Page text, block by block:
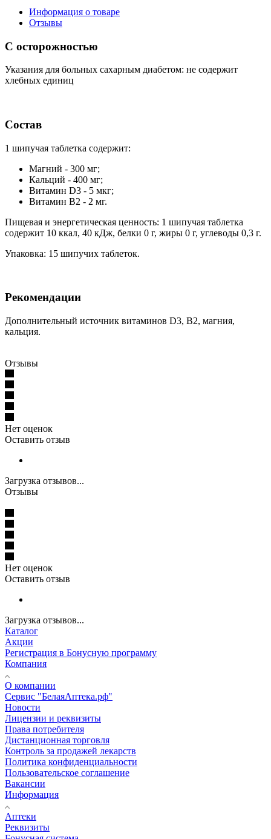
Информация о товаре
Отзывы
С осторожностью
Указания для больных сахарным диабетом: не содержит
хлебных единиц
Состав
1 шипучая таблетка содержит:
Магний - 300 мг;
Кальций - 400 мг;
Витамин D3 - 5 мкг;
Витамин В2 - 2 мг.
Пищевая и энергетическая ценность: 1 шипучая таблетка
содержит 10 ккал, 40 кДж, белки 0 г, жиры 0 г, углеводы 0,3 г.
Упаковка: 15 шипучих таблеток.
Рекомендации
Дополнительный источник витаминов D3, В2, магния,
кальция.
Отзывы
Нет оценок
Оставить отзыв
Загрузка отзывов...
Отзывы
Нет оценок
Оставить отзыв
Загрузка отзывов...
Каталог
Акции
Регистрация в Бонусную программу
Компания
О компании
Сервис "БелаяАптека.рф"
Новости
Лицензии и реквизиты
Права потребителя
Дистанционная торговля
Контроль за продажей лекарств
Политика конфиденциальности
Пользовательское соглашение
Вакансии
Информация
Аптеки
Реквизиты